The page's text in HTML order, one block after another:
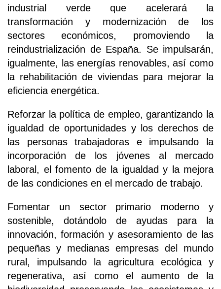
industrial verde que acelerará la
transformación y modernización de los
sectores económicos, promoviendo la
reindustrialización de España. Se impulsarán,
igualmente, las energías renovables, así como
la rehabilitación de viviendas para mejorar la
eficiencia energética.
Reforzar la política de empleo, garantizando la
igualdad de oportunidades y los derechos de
las personas trabajadoras e impulsando la
incorporación de los jóvenes al mercado
laboral, el fomento de la igualdad y la mejora
de las condiciones en el mercado de trabajo.
Fomentar un sector primario moderno y
sostenible, dotándolo de ayudas para la
innovación, formación y asesoramiento de las
pequeñas y medianas empresas del mundo
rural, impulsando la agricultura ecológica y
regenerativa, así como el aumento de la